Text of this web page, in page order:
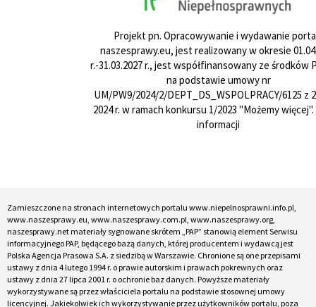
Projekt pn. Opracowywanie i wydawanie
naszesprawy.eu, jest realizowany w okresie
r.-31.03.2027 r., jest współfinansowany ze środków
na podstawie umowy nr
UM/PW9/2024/2/DEPT_DS_WSPOLPRACY/6125 z
2024 r. w ramach konkursu 1/2023 "Możemy więcej".
informacji
Zamieszczone na stronach internetowych portalu www.niepelnosprawni.info.pl,
www.naszesprawy.eu, www.naszesprawy.com.pl, www.naszesprawy.org,
naszesprawy.net materiały sygnowane skrótem „PAP” stanowią element Serwisu
informacyjnego PAP, będącego bazą danych, której producentem i wydawcą jest
Polska Agencja Prasowa S.A. z siedzibą w Warszawie. Chronione są one przepisami
ustawy z dnia 4 lutego 1994 r. o prawie autorskim i prawach pokrewnych oraz
ustawy z dnia 27 lipca 2001 r. o ochronie baz danych. Powyższe materiały
wykorzystywane są przez właściciela portalu na podstawie stosownej umowy
licencyjnej. Jakiekolwiek ich wykorzystywanie przez użytkowników portalu, poza